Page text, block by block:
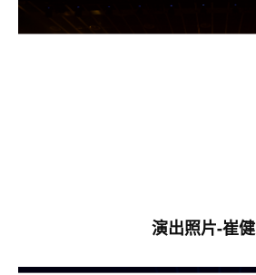
演出照片-崔健